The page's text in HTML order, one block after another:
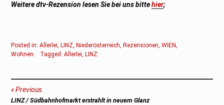
Weitere dtv-Rezension lesen Sie bei uns bittehier;
Posted in:Allerlei,LINZ,Niederösterreich,Rezensionen,WIEN,
Wohnen. Tagged:Allerlei,LINZ.
Beitragsnavigation
Previous
Previous
LINZ / Südbahnhofmarkt erstrahlt in neuem Glanz